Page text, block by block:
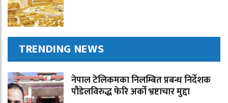
TRENDING NEWS
नेपाल टेलिकमका निलम्बित प्रबन्ध निर्देशक
पौडेलविरुद्ध फेरि अर्को भ्रष्टाचार मुद्दा